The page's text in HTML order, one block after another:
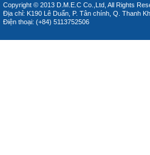
Copyright © 2013 D.M.E.C Co.,Ltd, All Rights
Địa chỉ: K190 Lê Duẩn, P. Tân chính, Q. Thanh
Điện thoại: (+84) 5113752506